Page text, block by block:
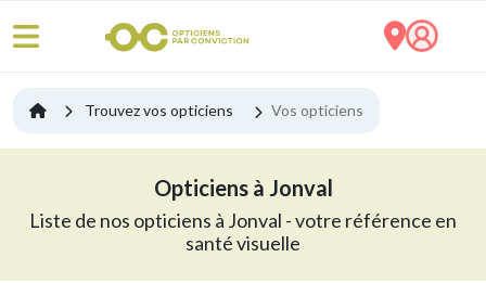
Trouvez vos opticiens Vos opticiens
Opticiens à Jonval
Liste de nos opticiens à Jonval - votre référence en
santé visuelle